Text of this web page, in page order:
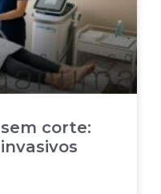
corte: